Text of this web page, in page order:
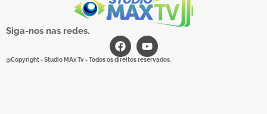
Siga-nos nas redes.
@Copyright - Studio MAx Tv - Todos os direitos reservados.